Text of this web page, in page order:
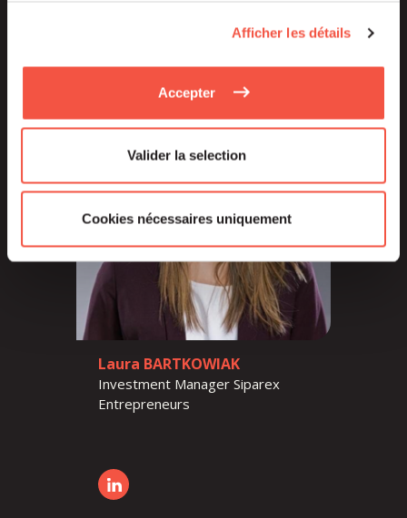
Afficher les détails
Accepter
Valider la selection
Cookies nécessaires uniquement
Laura BARTKOWIAK
Investment Manager Siparex
Entrepreneurs